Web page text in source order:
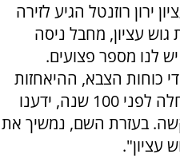
ירון רוזנטל הגיע לזירה
עציון, מחבל ניסה
לנו מספר פצועים.
כוחות הצבא, ההיאחזות
שלנו פה בצומת גוש עציון החלה לפני 100 שנה, ידענו
בעזרת השם, נמשיך את
עציון".